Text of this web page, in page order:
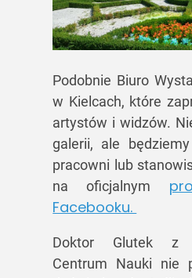
Podobnie Biuro
w Kielcach, które
artystów i widzów.
galerii, ale
pracowni lub
na oficjalnym
Facebooku.
Doktor Glutek z
Centrum Nauki nie